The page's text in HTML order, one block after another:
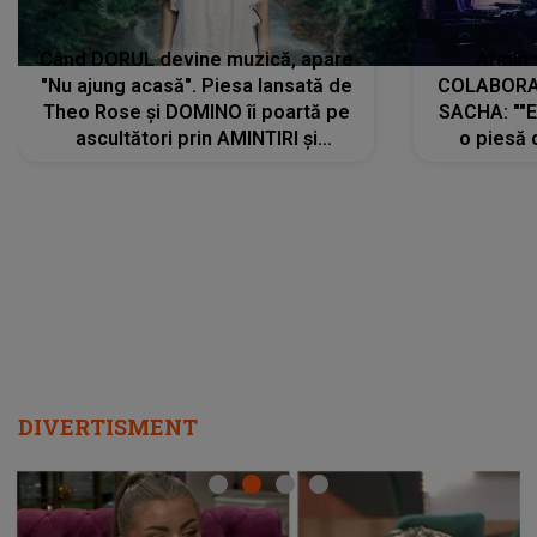
Când DORUL devine muzică, apare
"Nu ajung acasă". Piesa lansată de
Theo Rose și DOMINO îi poartă pe
ascultători prin AMINTIRI și
SACHA:
o piesă
DIVERTISMENT